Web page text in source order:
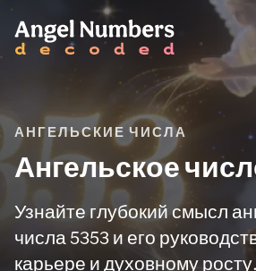
АНГЕЛЬСКИЕ ЧИСЛА
Ангельское
Узнайте глубокий смысл
числа 5353 и его
карьере и духовному росту.
ПРЕДУПРЕЖДЕНИЕ: